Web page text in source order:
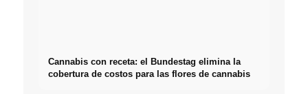
Cannabis con receta: el Bundestag elimina la
cobertura de costos para las flores de cannabis